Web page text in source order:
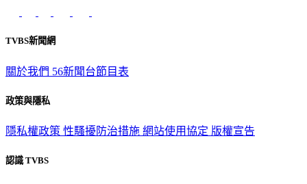
TVBS新聞網
關於我們 56新聞台節目表
政策與隱私
隱私權政策 性騷擾防治措施 網站使用協定 版權宣告
認識 TVBS